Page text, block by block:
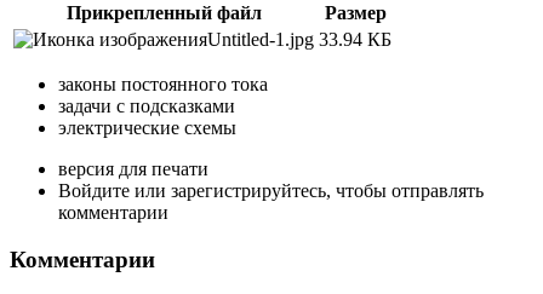
Прикрепленный файл
Размер
Untitled-1.jpg 33.94 КБ
законы постоянного тока
задачи с подсказками
электрические схемы
версия для печати
Войдите или зарегистрируйтесь, чтобы отправлять
комментарии
Комментарии